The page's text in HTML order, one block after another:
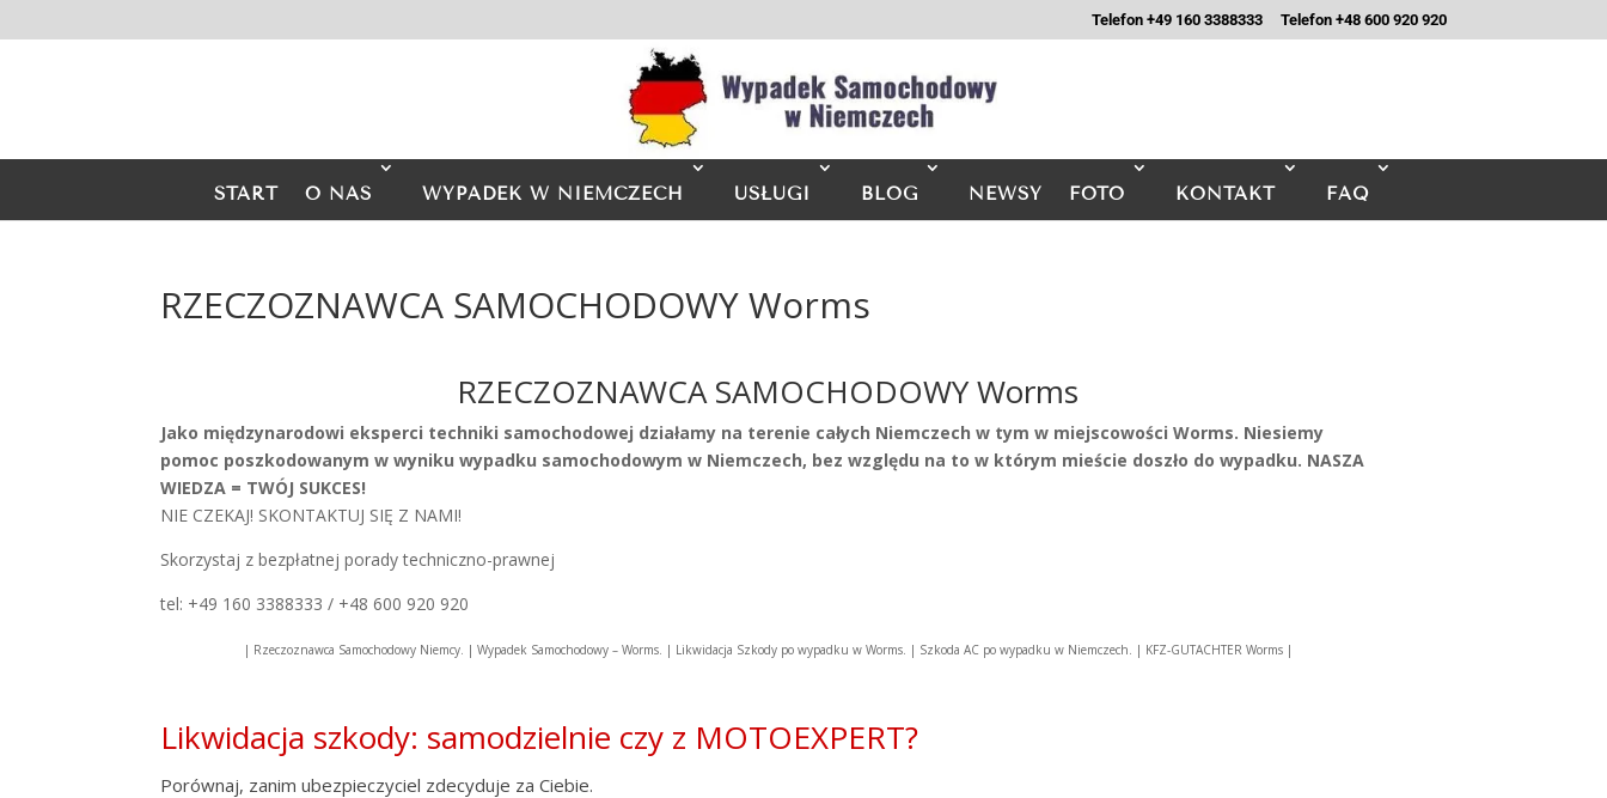
Telefon +49 160 3388333 Telefon +48 600 920 920
START O NAS WYPADEK W NIEMCZECH USŁUGI BLOG NEWSY FOTO KONTAKT FAQ
RZECZOZNAWCA SAMOCHODOWY Worms
RZECZOZNAWCA SAMOCHODOWY Worms
Jako międzynarodowi eksperci techniki samochodowej działamy na terenie całych Niemczech w tym w miejscowości Worms. Niesiemy
pomoc poszkodowanym w wyniku wypadku samochodowym w Niemczech, bez względu na to w którym mieście doszło do wypadku. NASZA
WIEDZA = TWÓJ SUKCES!
NIE CZEKAJ! SKONTAKTUJ SIĘ Z NAMI!
Skorzystaj z bezpłatnej porady techniczno-prawnej
tel: +49 160 3388333 / +48 600 920 920
| Rzeczoznawca Samochodowy Niemcy. | Wypadek Samochodowy – Worms. | Likwidacja Szkody po wypadku w Worms. | Szkoda AC po wypadku w Niemczech. | KFZ-GUTACHTER Worms |
Likwidacja szkody: samodzielnie czy z MOTOEXPERT?
Porównaj, zanim ubezpieczyciel zdecyduje za Ciebie.